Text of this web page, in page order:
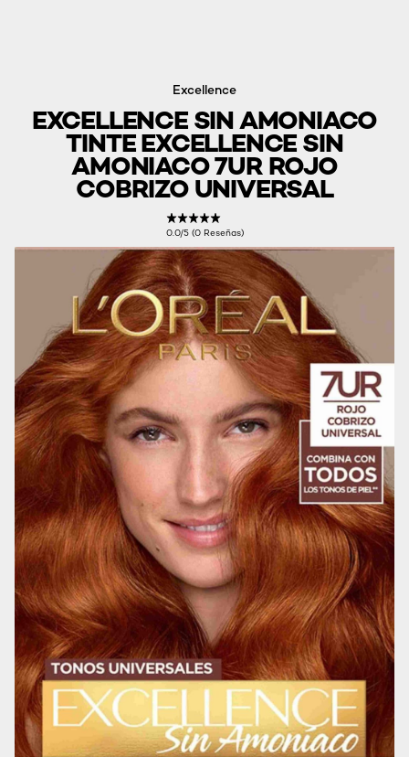
Excellence
EXCELLENCE SIN AMONIACO
TINTE EXCELLENCE SIN
AMONIACO 7UR ROJO
COBRIZO UNIVERSAL
0.0/5 (0 Reseñas)